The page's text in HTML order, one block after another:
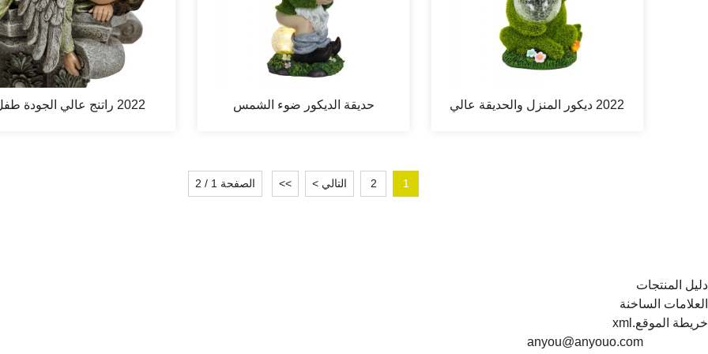
2022 ديكور المنزل والحديقة عالي
حديقة الديكور ضوء الشمس
2022 راتنج عالي الجودة
1
2 التالي > >> الصفحة 1 / 2
دليل المنتجات
العلامات الساخنة
خريطة الموقع.xml
anyou@anyouo.com